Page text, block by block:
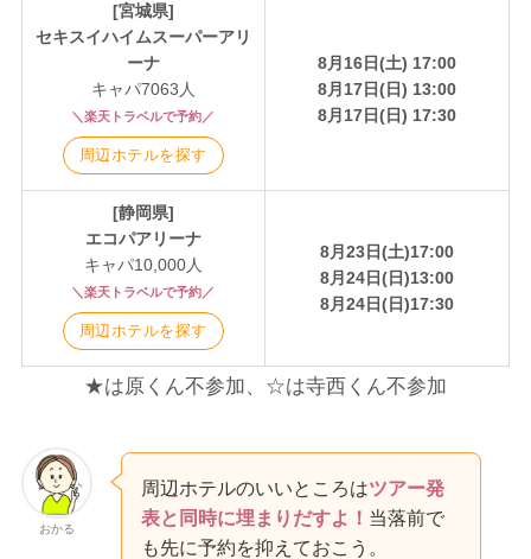
[宮城県]
セキスイハイムスーパーアリ
ーナ
キャパ7063人
＼楽天トラベルで予約／
周辺ホテルを探す
8月16日(土) 17:00
8月17日(日) 13:00
8月17日(日) 17:30
[静岡県]
エコパアリーナ
キャパ10,000人
＼楽天トラベルで予約／
周辺ホテルを探す
8月23日(土)17:00
8月24日(日)13:00
8月24日(日)17:30
★は原くん不参加、☆は寺西くん不参加
おかる
周辺ホテルのいいところはツアー発
表と同時に埋まりだすよ！ 当落前で
も先に予約を抑えておこう。